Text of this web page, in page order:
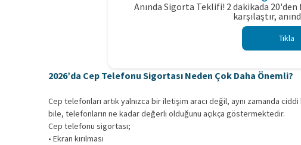
Anında Sigorta Teklifi! 2 dakikada
karşılaştır,
Tıkla
2026’da Cep Telefonu Sigortası Neden Çok Daha Önemli?
Cep telefonları artık yalnızca bir iletişim aracı değil, aynı zamanda
bile, telefonların ne kadar değerli olduğunu açıkça göstermektedir.
Cep telefonu sigortası;
• Ekran kırılması